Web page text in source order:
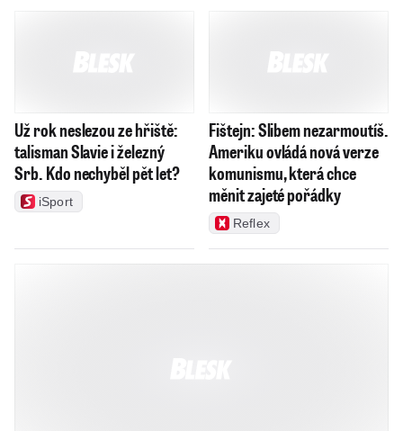
Už rok neslezou ze hřiště:
talisman Slavie i železný
Srb. Kdo nechyběl pět let?
iSport
Fištejn: Slibem nezarmoutíš.
Ameriku ovládá nová verze
komunismu, která chce
měnit zajeté pořádky
Reflex